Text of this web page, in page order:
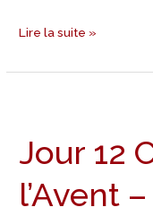
Lire la suite »
Jour 12
l’Avent
Calendrier
de
l’Avent